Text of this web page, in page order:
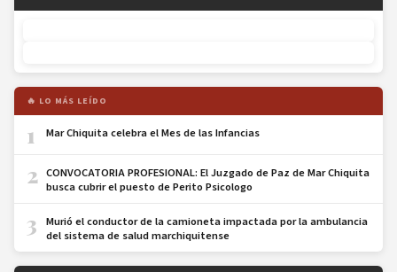
🔥 LO MÁS LEÍDO
1 Mar Chiquita celebra el Mes de las Infancias
2 CONVOCATORIA PROFESIONAL: El Juzgado de Paz de Mar Chiquita
busca cubrir el puesto de Perito Psicologo
3
Murió el conductor de la camioneta impactada por la ambulancia
del sistema de salud marchiquitense